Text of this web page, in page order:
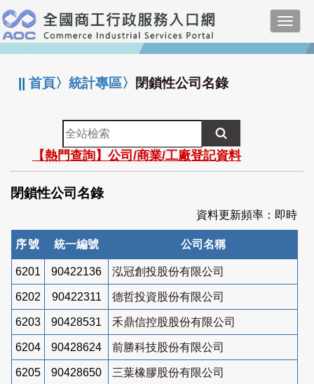
跳
到
主
要
:::
||首頁〉統計專區〉 閉鎖性公司名錄
全
站
檢
索
【熱門查詢】公司/商業/工廠登記資料
閉鎖性公司名錄
資料更新頻率：即時
序號 統一編號 公司名稱
6201 90422136 泓冠創投股份有限公司
6202 90422311 德哲投資股份有限公司
6203 90428531 禾鼎信控股股份有限公司
6204 90428624 前勝科技股份有限公司
6205 90428650 三葉橡膠股份有限公司